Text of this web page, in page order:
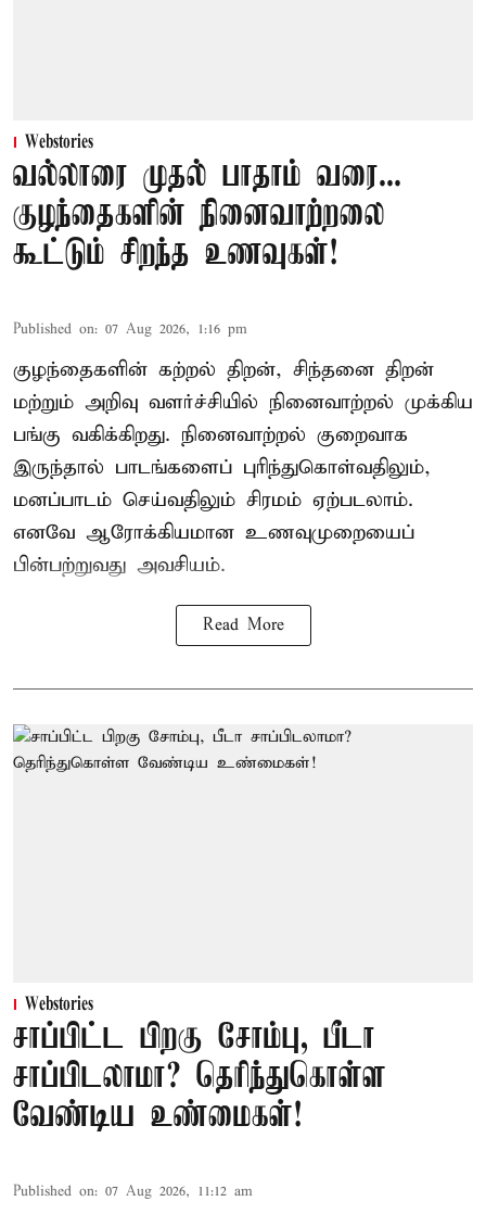
Webstories
வல்லாரை முதல் பாதாம் வரை...
குழந்தைகளின் நினைவாற்றலை
கூட்டும் சிறந்த உணவுகள்!
Published on: 07 Aug 2026, 1:16 pm
குழந்தைகளின் கற்றல் திறன், சிந்தனை திறன்
மற்றும் அறிவு வளர்ச்சியில் நினைவாற்றல் முக்கிய
பங்கு வகிக்கிறது. நினைவாற்றல் குறைவாக
இருந்தால் பாடங்களைப் புரிந்துகொள்வதிலும்,
மனப்பாடம் செய்வதிலும் சிரமம் ஏற்படலாம்.
எனவே ஆரோக்கியமான உணவுமுறையைப்
பின்பற்றுவது அவசியம்.
Read More
Webstories
சாப்பிட்ட பிறகு சோம்பு, பீடா
சாப்பிடலாமா? தெரிந்துகொள்ள
வேண்டிய உண்மைகள்!
Published on: 07 Aug 2026, 11:12 am